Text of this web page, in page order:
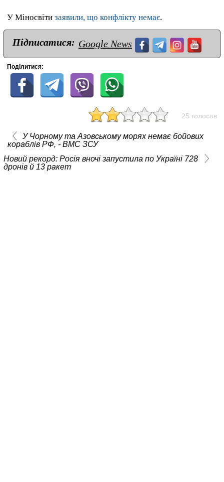
У Міносвіти заявили, що конфлікту немає.
Підписатися: Google News
Поділитися:
25 голосов
У Чорному та Азовському морях немає бойових
кораблів РФ, - ВМС ЗСУ
Новий рекорд: Росія вночі запустила по Україні 728
дронів й 13 ракет